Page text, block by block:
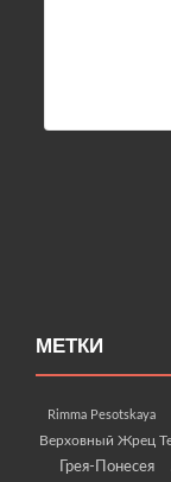
МЕТКИ
Rimma Pesotskaya
Верховный Жрец
Грея-Понесея